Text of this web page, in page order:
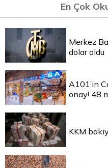
En Çok
Merkez
dolar oldu
A101’in
onay! 48
KKM